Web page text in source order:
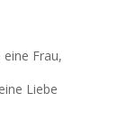
Frau,
Liebe